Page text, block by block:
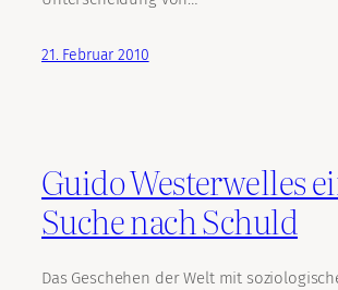
21. Februar 2010
Guido Westerwelles
Suche nach Schuld
Das Geschehen der Welt mit